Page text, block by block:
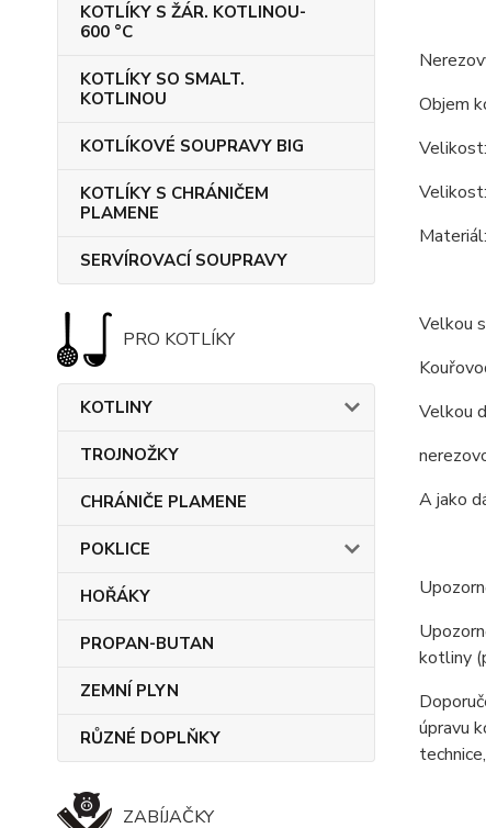
KOTLÍKY S ŽÁR. KOTLINOU-
600 °C
KOTLÍKY SO SMALT.
KOTLINOU
KOTLÍKOVÉ SOUPRAVY BIG
KOTLÍKY S CHRÁNIČEM
PLAMENE
SERVÍROVACÍ SOUPRAVY
PRO KOTLÍKY
KOTLINY
TROJNOŽKY
CHRÁNIČE PLAMENE
POKLICE
HOŘÁKY
PROPAN-BUTAN
ZEMNÍ PLYN
RŮZNÉ DOPLŇKY
ZABÍJAČKY
Objem
Velkou
Velkou
A jako
kotliny
úpravu